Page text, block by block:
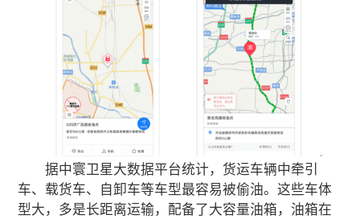
据中寰卫星大数据平台统计，货运车辆中牵引
车、载货车、自卸车等车型最容易被偷油。这些车体
型大，多是长距离运输，配备了大容量油箱，油箱在